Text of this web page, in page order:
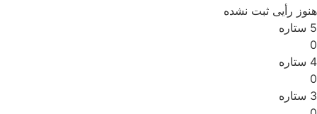
هنوز رأیی ثبت نشده
5 ستاره
0
4 ستاره
0
3 ستاره